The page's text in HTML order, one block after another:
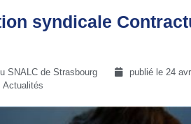
syndicale
SNALC de Strasbourg publié le 24
Actualités